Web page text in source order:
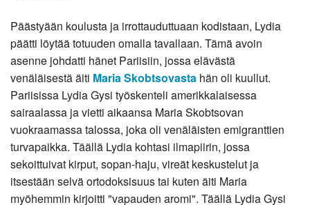
Päästyään koulusta ja irrottauduttuaan kodistaan, Lydia
päätti löytää totuuden omalla tavallaan. Tämä avoin
asenne johdatti hänet Pariisiin, jossa elävästä
venäläisestä äiti Maria Skobtsovasta hän oli kuullut.
Pariisissa Lydia Gysi työskenteli amerikkalaisessa
sairaalassa ja vietti aikaansa Maria Skobtsovan
vuokraamassa talossa, joka oli venäläisten emigranttien
turvapaikka. Täällä Lydia kohtasi ilmapiirin, jossa
sekoittuivat kirput, sopan-haju, vireät keskustelut ja
itsestään selvä ortodoksisuus tai kuten äiti Maria
myöhemmin kirjoitti "vapauden aromi". Täällä Lydia Gysi